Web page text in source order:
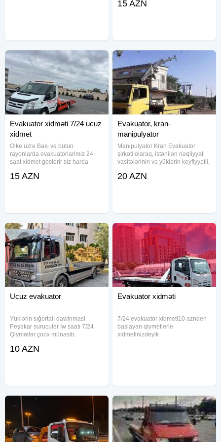
Evakuator xidməti Evakuator
15 AZN
Evakuator xidməti 7/24 ucuz
xidmet
Olke uzre Baki ve butun
rayonlarda evakuatorlarimiz 24
saat xidmet gosterir siz harda
zeng edin ve biz sizin komeyinize
15 AZN
Evakuator, kran-
manipulyator
Manipulyator Kran Evakuator
şirkəti olaraq, istənilən nəqliyyat
vasitələrinin və yüklərin keyfiyyətli,
Azərbaycan daxili daşınmasını
20 AZN
Ucuz evakuator
Yüklərin sığortalı dawinmasi
Peşəkar suruculer Iw saatı 7/24
Qiymətlər çoox münasib.
10 AZN
Evakuator xidməti
7/24 evakuator xidmeti10 aznden
baslayan qiymetlerle
xidmetinizdeyik